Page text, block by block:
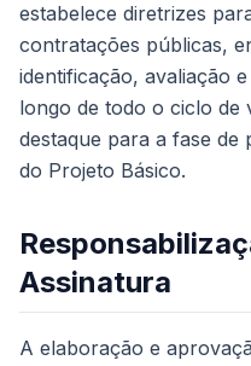
estabelece diretrizes
contratações públicas,
identificação, avaliação
longo de todo o ciclo de
destaque para a fase de
do Projeto Básico.
Assinatura
A elaboração e